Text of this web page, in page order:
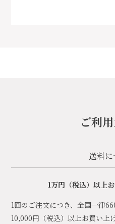
ご利
送料に
1万円（税込）以上
1回のご注文につき、全国一律
10,000円（税込）以上お買い上